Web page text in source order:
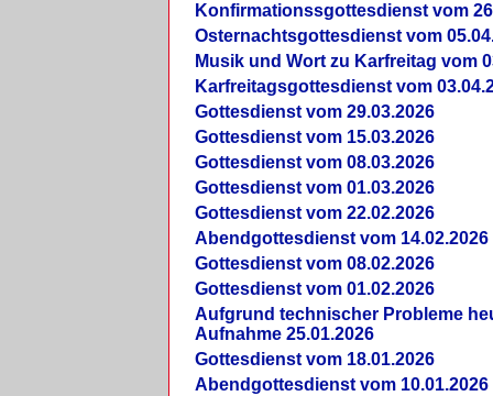
Konfirmationssgottesdienst vom
Osternachtsgottesdienst vom
Musik und Wort zu Karfreitag vom
Karfreitagsgottesdienst vom
Gottesdienst vom 29.03.2026
Gottesdienst vom 15.03.2026
Gottesdienst vom 08.03.2026
Gottesdienst vom 01.03.2026
Gottesdienst vom 22.02.2026
Abendgottesdienst vom 14.02.2026
Gottesdienst vom 08.02.2026
Gottesdienst vom 01.02.2026
Aufgrund technischer Probleme
Aufnahme 25.01.2026
Gottesdienst vom 18.01.2026
Abendgottesdienst vom 10.01.2026